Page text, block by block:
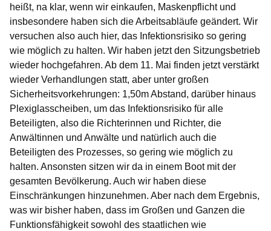
heißt, na klar, wenn wir einkaufen, Maskenpflicht und
insbesondere haben sich die Arbeitsabläufe geändert. Wir
versuchen also auch hier, das Infektionsrisiko so gering
wie möglich zu halten. Wir haben jetzt den Sitzungsbetrieb
wieder hochgefahren. Ab dem 11. Mai finden jetzt verstärkt
wieder Verhandlungen statt, aber unter großen
Sicherheitsvorkehrungen: 1,50m Abstand, darüber hinaus
Plexiglasscheiben, um das Infektionsrisiko für alle
Beteiligten, also die Richterinnen und Richter, die
Anwältinnen und Anwälte und natürlich auch die
Beteiligten des Prozesses, so gering wie möglich zu
halten. Ansonsten sitzen wir da in einem Boot mit der
gesamten Bevölkerung. Auch wir haben diese
Einschränkungen hinzunehmen. Aber nach dem Ergebnis,
was wir bisher haben, dass im Großen und Ganzen die
Funktionsfähigkeit sowohl des staatlichen wie